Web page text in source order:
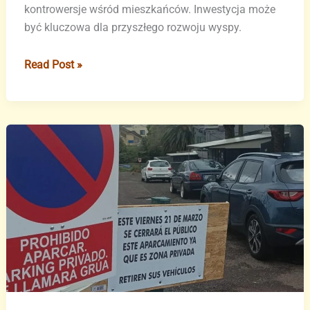
kontrowersje wśród mieszkańców. Inwestycja może
być kluczowa dla przyszłego rozwoju wyspy.
Ambitny
tunelu
La
Palmie
czy
kontrowersja?
Read Post »